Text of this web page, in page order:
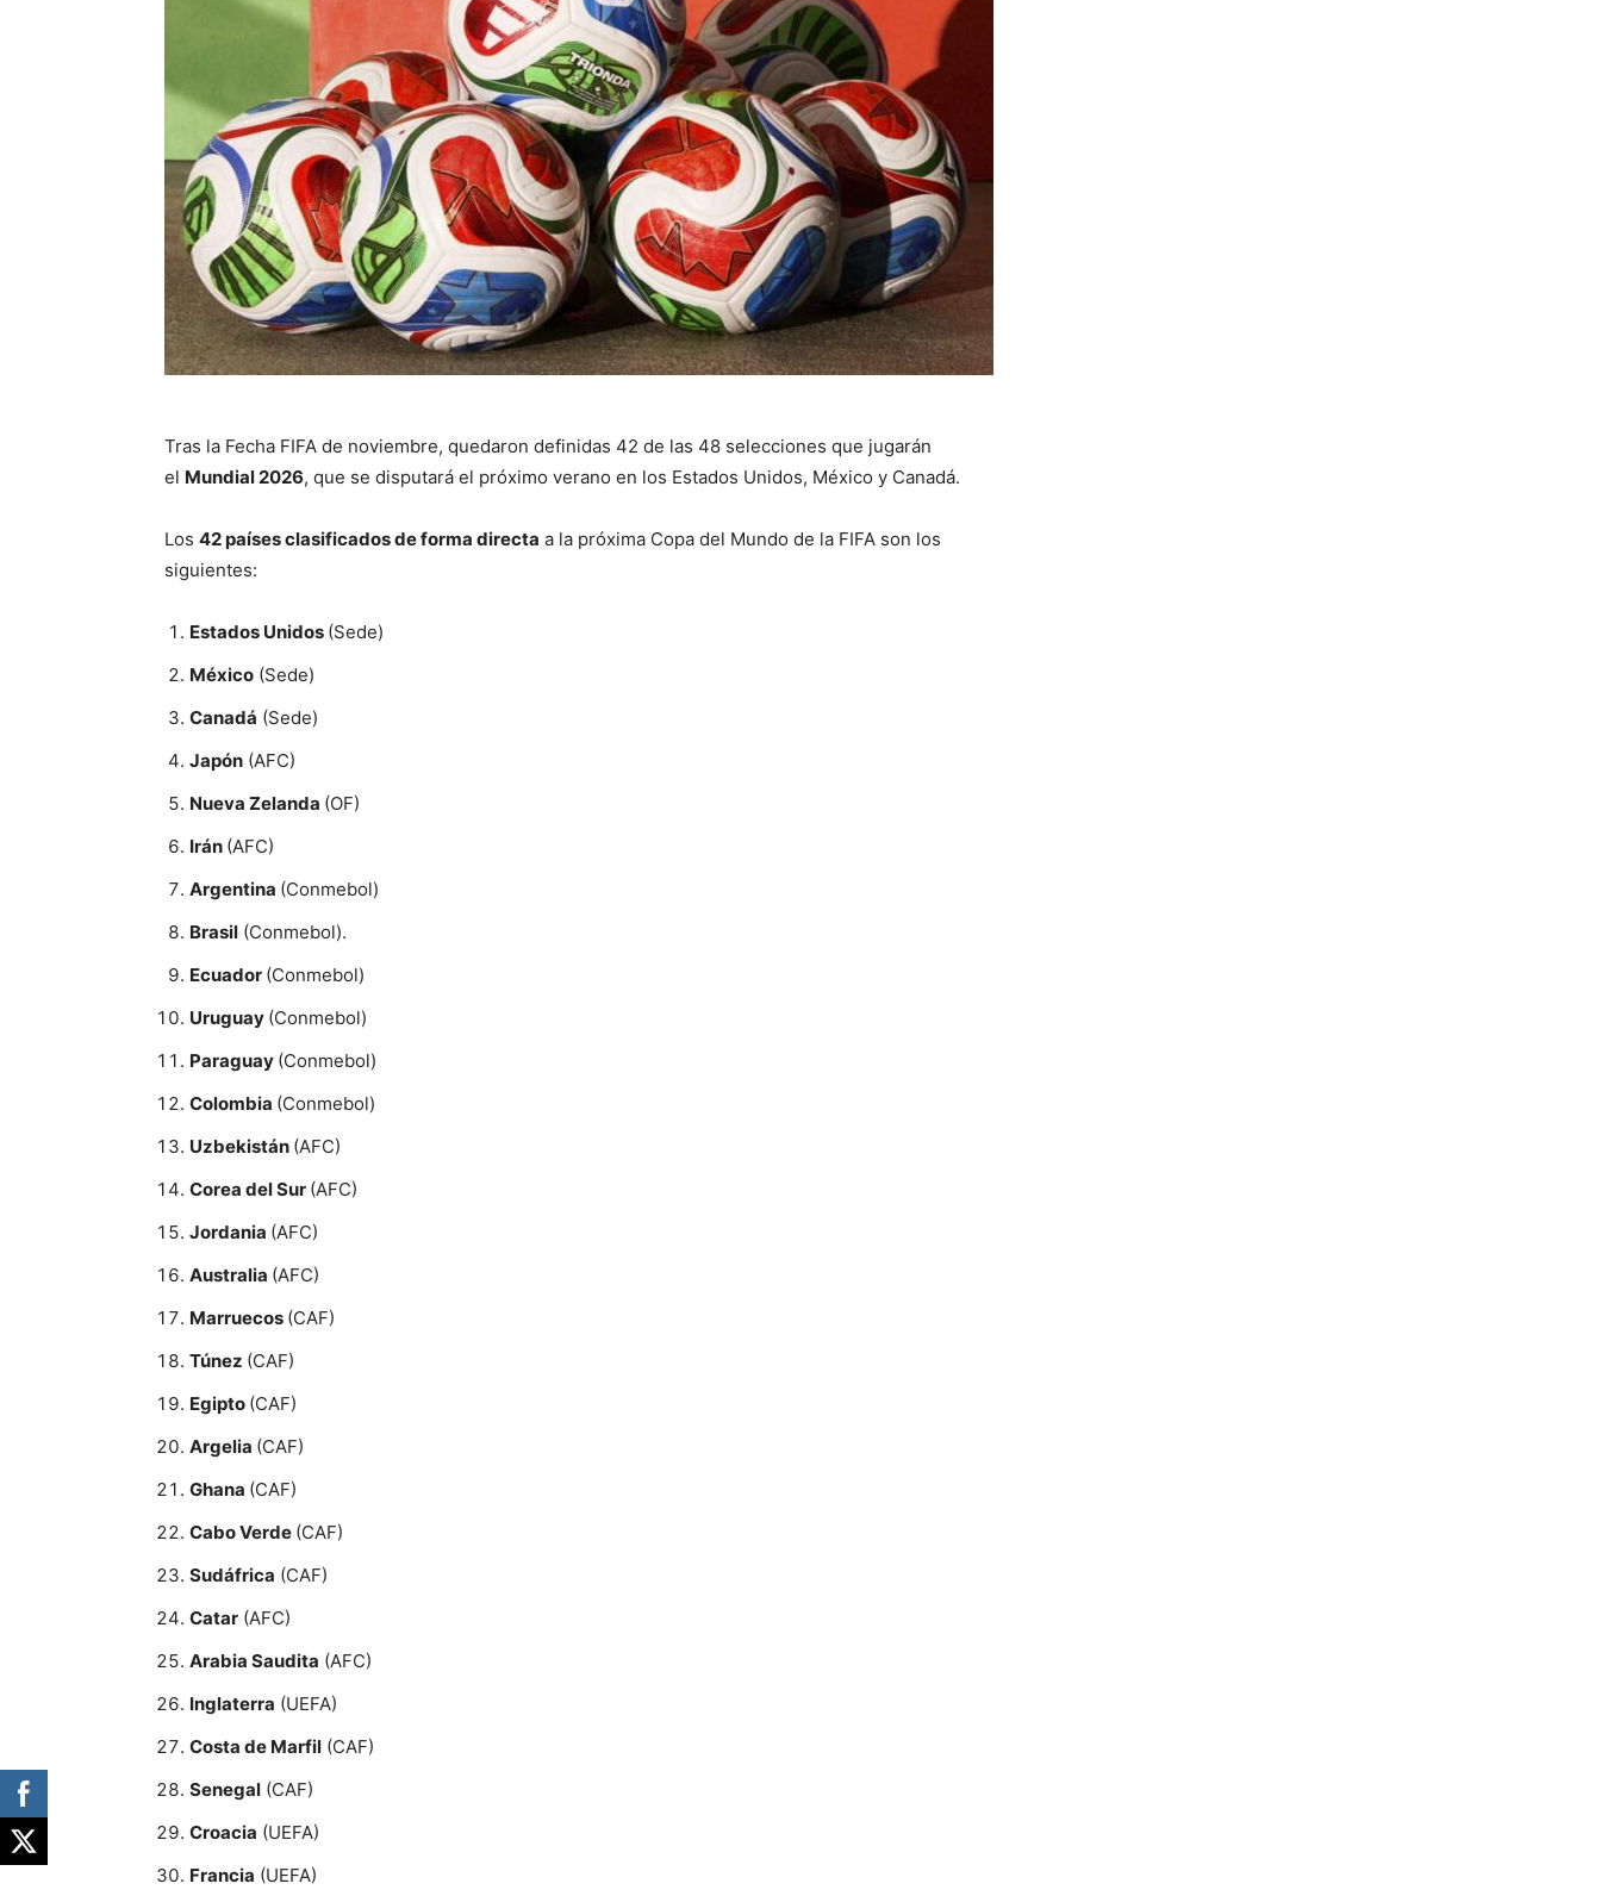
Tras la Fecha FIFA de noviembre, quedaron definidas 42 de las 48 selecciones que jugarán
el Mundial 2026, que se disputará el próximo verano en los Estados Unidos, México y Canadá.
Los 42 países clasificados de forma directa a la próxima Copa del Mundo de la FIFA son los
siguientes:
Estados Unidos (Sede)
México (Sede)
Canadá (Sede)
Japón (AFC)
Nueva Zelanda (OF)
Irán (AFC)
Argentina (Conmebol)
Brasil (Conmebol).
Ecuador (Conmebol)
Uruguay (Conmebol)
Paraguay (Conmebol)
Colombia (Conmebol)
Uzbekistán (AFC)
Corea del Sur (AFC)
Jordania (AFC)
Australia (AFC)
Marruecos (CAF)
Túnez (CAF)
Egipto (CAF)
Argelia (CAF)
Ghana (CAF)
Cabo Verde (CAF)
Sudáfrica (CAF)
Catar (AFC)
Arabia Saudita (AFC)
Inglaterra (UEFA)
Costa de Marfil (CAF)
Senegal (CAF)
Croacia (UEFA)
Francia (UEFA)